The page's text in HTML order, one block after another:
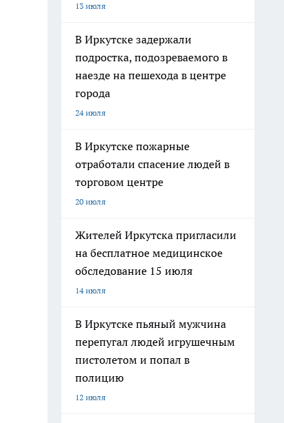
13 июля
В Иркутске задержали
подростка, подозреваемого в
наезде на пешехода в центре
города
24 июля
В Иркутске пожарные
отработали спасение людей в
торговом центре
20 июля
Жителей Иркутска пригласили
на бесплатное медицинское
обследование 15 июля
14 июля
В Иркутске пьяный мужчина
перепугал людей игрушечным
пистолетом и попал в
полицию
12 июля